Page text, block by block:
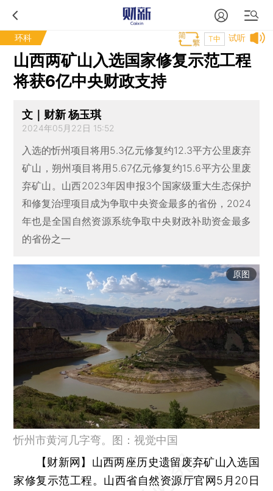
环科 试听
T中
山西两矿山入选国家修复示范工程
将获6亿中央财政支持
文｜财新 杨玉琪
2024年05月22日 15:52
入选的忻州项目将用5.3亿元修复约12.3平方公里废弃
矿山，朔州项目将用5.67亿元修复约15.6平方公里废
弃矿山。山西2023年因申报3个国家级重大生态保护
和修复治理项目成为争取中央资金最多的省份，2024
年也是全国自然资源系统争取中央财政补助资金最多
的省份之一
原图
忻州市黄河几字弯。图：视觉中国
【财新网】 山西两座历史遗留废弃矿山入选国
家修复示范工程。山西省自然资源厅官网5月20日